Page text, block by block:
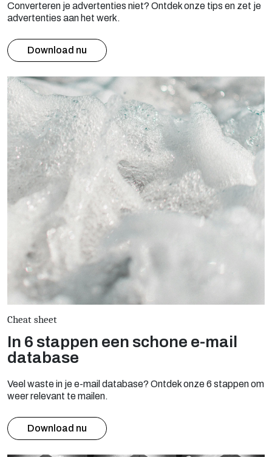
Converteren je advertenties niet? Ontdek onze tips en zet je
advertenties aan het werk.
Download nu
Cheat sheet
In 6 stappen een schone e-mail
database
Veel waste in je e-mail database? Ontdek onze 6 stappen om
weer relevant te mailen.
Download nu